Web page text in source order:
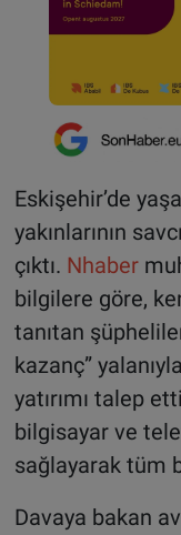
Eskişehir’de
yakınlarının
çıktı. Nhaber
bilgilere göre,
tanıtan
kazanç”
yatırımı talep
bilgisayar ve
sağlayarak tüm
Davaya bakan